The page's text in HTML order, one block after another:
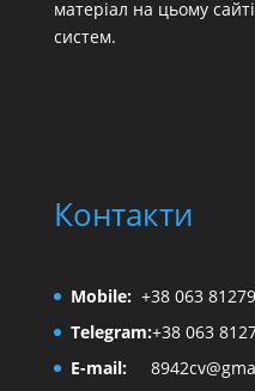
матеріал на цьому
систем.
Контакти
Mobile: +38 063
Telegram:+38 063
E-mail: